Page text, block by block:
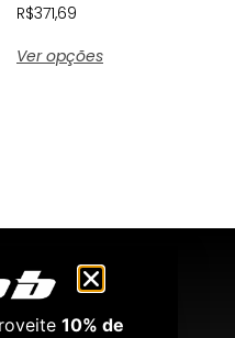
R$371,69
Ver opções
10% de